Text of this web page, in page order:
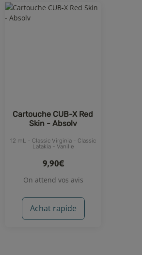
Cartouche CUB-X Red
Skin - Absolv
12 mL - Classic Virginia - Classic
Latakia - Vanille
9,90€
On attend vos avis
Achat rapide